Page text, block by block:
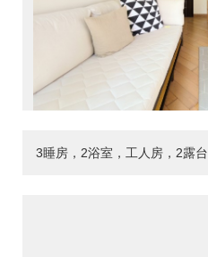
3睡房，2浴室，工人房，2露台